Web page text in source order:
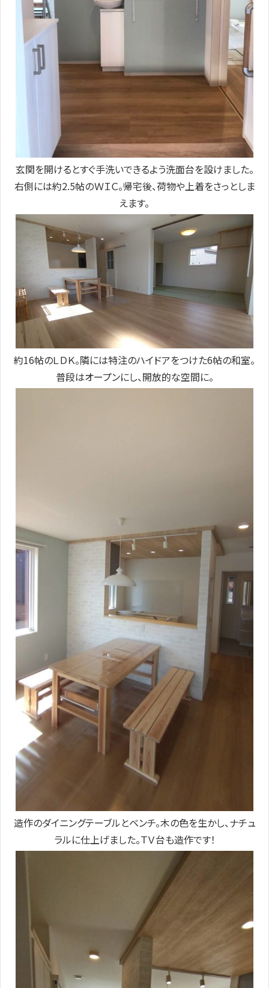
玄関を開けるとすぐ手洗いできるよう洗面台を設けました。
右側には約2.5帖のＷＩＣ。帰宅後、荷物や上着をさっとしま
えます。
約16帖のＬＤＫ。隣には特注のハイドアをつけた6帖の和室。
普段はオープンにし、開放的な空間に。
造作のダイニングテーブルとベンチ。木の色を生かし、ナチュ
ラルに仕上げました。ＴＶ台も造作です！